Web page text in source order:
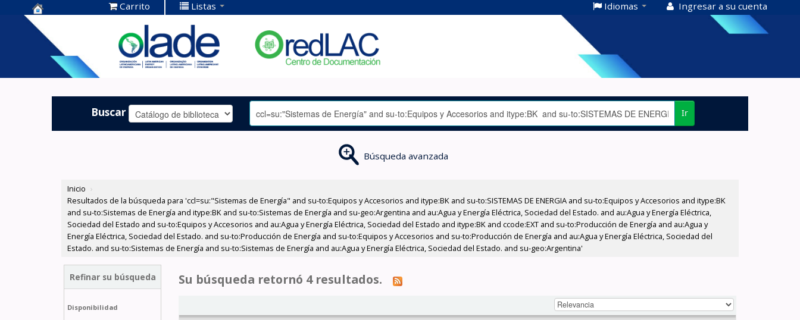
Centro de
Documentación
OLADE -
Carrito Listas Idiomas Ingresar a su cuenta
Buscar Ir
Búsqueda avanzada
Inicio ›
Resultados de la búsqueda para 'ccl=su:"Sistemas de Energía" and su-to:Equipos y Accesorios and itype:BK and su-to:SISTEMAS DE ENERGIA and su-to:Equipos y Accesorios and itype:BK
and su-to:Sistemas de Energía and itype:BK and su-to:Sistemas de Energía and su-geo:Argentina and au:Agua y Energía Eléctrica, Sociedad del Estado. and au:Agua y Energía Eléctrica,
Sociedad del Estado and su-to:Equipos y Accesorios and au:Agua y Energía Eléctrica, Sociedad del Estado and itype:BK and ccode:EXT and su-to:Producción de Energía and au:Agua y
Energía Eléctrica, Sociedad del Estado. and su-to:Producción de Energía and su-to:Equipos y Accesorios and su-to:Producción de Energía and au:Agua y Energía Eléctrica, Sociedad del
Estado. and su-to:Sistemas de Energía and su-to:Sistemas de Energía and au:Agua y Energía Eléctrica, Sociedad del Estado. and su-geo:Argentina'
Refinar su búsqueda
Disponibilidad
Su búsqueda retornó 4 resultados.